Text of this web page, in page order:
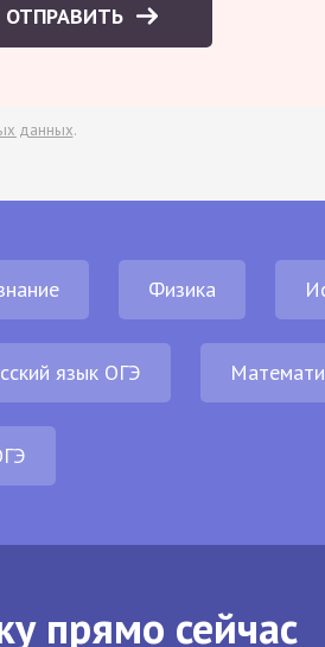
ОТПРАВИТЬ
данных.
Физика
язык ОГЭ
прямо сейчас